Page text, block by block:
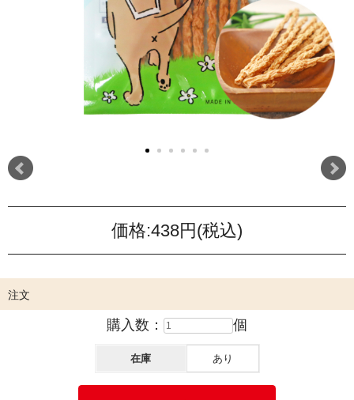
価格:438円 (税込)
注文
購入数： 個
在庫 あり